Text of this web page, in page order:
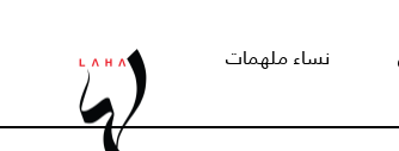
نساء ملهمات